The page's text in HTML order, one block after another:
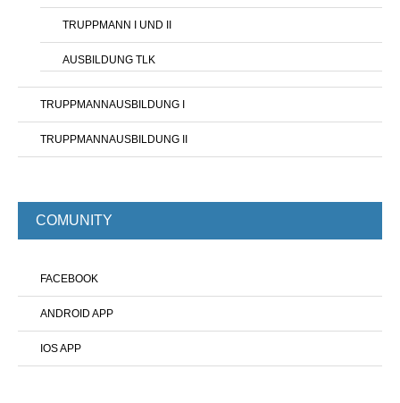
TRUPPMANN I UND II
AUSBILDUNG TLK
TRUPPMANNAUSBILDUNG I
TRUPPMANNAUSBILDUNG II
COMUNITY
FACEBOOK
ANDROID APP
IOS APP